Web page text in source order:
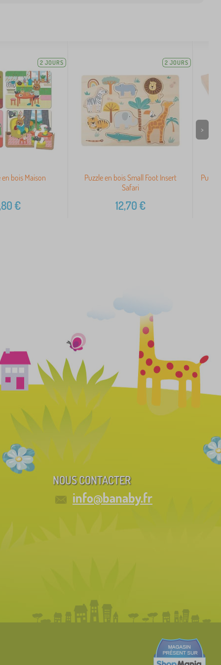
2 JOURS
en bois Maison
€
2 JOURS
Puzzle en bois Small Foot Insert
Safari
12,70€
>
NOUS CONTACTER
info@banaby.fr